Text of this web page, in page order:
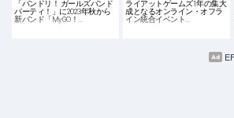
「バンドリ！ ガールズバンド
パーティ！」に2023年秋から
新バンド「MyGO！…
ライアットゲームズ1年の集大
成となるオンライン・オフラ
イン統合イベント…